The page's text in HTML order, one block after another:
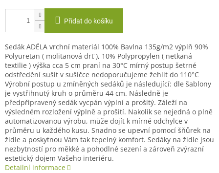
Přidat do košíku
Sedák ADÉLA vrchní materiál 100% Bavlna 135g/m2 výplň 90%
Polyuretan ( molitanová drť ), 10% Polypropylen ( netkaná
textilie ) výška cca 5 cm praní na 30°C mírný postup šetrné
odstředění sušit v sušičce nedoporučujeme žehlit do 110°C
Výrobní postup u zmíněných sedáků je následující: dle šablony
je vystřihnutý kruh o průměru 44 cm. Následně je
předpřipravený sedák vycpán výplní a prošitý. Záleží na
výsledném rozložení výplně a prošití. Nakolik se nejedná o plně
automatizovanou výrobu, může dojít k mírné odchylce v
průměru u každého kusu. Snadno se upevní pomocí šňůrek na
židle a poskytnou Vám tak tepelný komfort. Sedáky na židle jsou
nezbytností pro měkké a pohodlné sezení a zároveň zvýrazní
estetický dojem Vašeho interiéru.
Detailní informace